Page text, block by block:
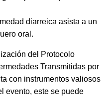
diarreica asista a un
oral.
del Protocolo
Transmitidas por
con instrumentos valiosos
evento, este se puede